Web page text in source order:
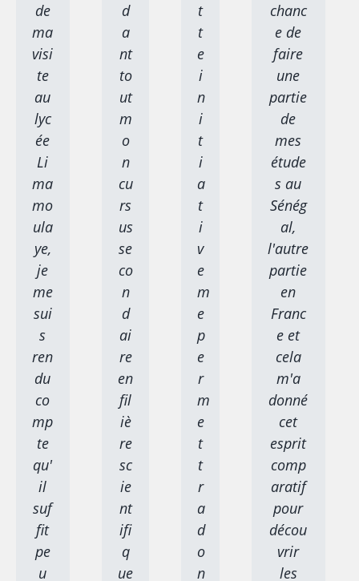
de
ma
visi
te
au
lyc
ée
Li
ma
mo
ula
ye,
je
me
sui
s
ren
du
co
mp
te
qu'
il
suf
fit
pe
u
d
a
nt
to
ut
m
o
n
cu
rs
us
se
co
n
d
ai
re
en
fil
iè
re
sc
ie
nt
ifi
q
ue
t
t
e
i
n
i
t
i
a
t
i
v
e
m
e
p
e
r
m
e
t
t
r
a
d
o
n
chanc
e de
faire
une
partie
de
mes
étude
s au
Sénég
al,
l'autre
partie
en
Franc
e et
cela
m'a
donné
cet
esprit
comp
aratif
pour
décou
vrir
les